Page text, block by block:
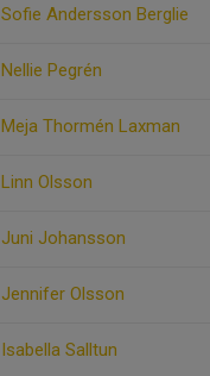
Sofie Andersson Berglie
Nellie Pegrén
Meja Thormén Laxman
Linn Olsson
Juni Johansson
Jennifer Olsson
Isabella Salltun